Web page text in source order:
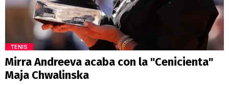
TENIS
Mirra Andreeva acaba con la "Cenicienta"
Maja Chwalinska